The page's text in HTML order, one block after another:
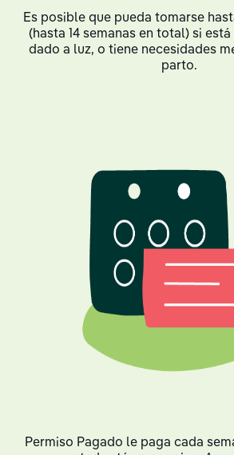
Es posible que pueda tomarse
(hasta 14 semanas en total) si
dado a luz, o tiene necesidades
parto.
Permiso Pagado le paga cada